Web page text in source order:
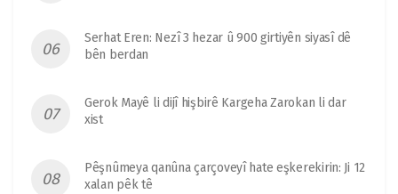
Serhat Eren: Nezî 3 hezar û 900 girtiyên siyasî dê
bên berdan
Gerok Mayê li dijî hişbirê Kargeha Zarokan li dar
xist
Pêşnûmeya qanûna çarçoveyî hate eşkerekirin: Ji 12
xalan pêk tê